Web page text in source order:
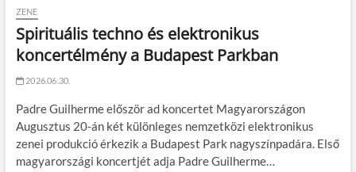
ZENE
Spirituális techno és elektronikus
koncertélmény a Budapest Parkban
2026.06.30.
Padre Guilherme először ad koncertet Magyarországon
Augusztus 20-án két különleges nemzetközi elektronikus
zenei produkció érkezik a Budapest Park nagyszínpadára. Első
magyarországi koncertjét adja Padre Guilherme…